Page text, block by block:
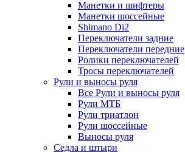
Манетки и шифтеры
Манетки шоссейные
Shimano Di2
Переключатели задние
Переключатели передние
Ролики переключателей
Тросы переключателей
Рули и выносы руля
Все Рули и выносы руля
Рули МТБ
Рули триатлон
Рули шоссейные
Выносы руля
Седла и штыри